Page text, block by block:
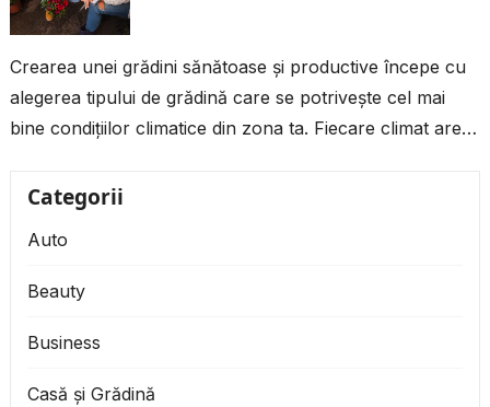
Crearea unei grădini sănătoase și productive începe cu
alegerea tipului de grădină care se potrivește cel mai
bine condițiilor climatice din zona ta. Fiecare climat are
Categorii
Auto
Beauty
Business
Casă și Grădină